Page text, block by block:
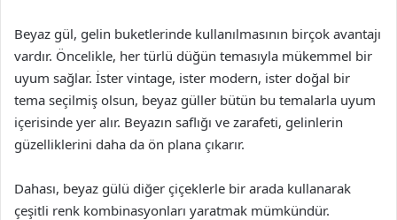
Beyaz gül, gelin buketlerinde kullanılmasının birçok avantajı
vardır. Öncelikle, her türlü düğün temasıyla mükemmel bir
uyum sağlar. İster vintage, ister modern, ister doğal bir
tema seçilmiş olsun, beyaz güller bütün bu temalarla uyum
içerisinde yer alır. Beyazın saflığı ve zarafeti, gelinlerin
güzelliklerini daha da ön plana çıkarır.
Dahası, beyaz gülü diğer çiçeklerle bir arada kullanarak
çeşitli renk kombinasyonları yaratmak mümkündür.